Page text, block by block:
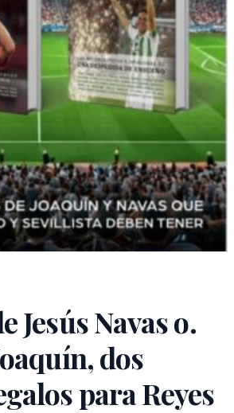
Jesús Navas o.
dos
para Reyes